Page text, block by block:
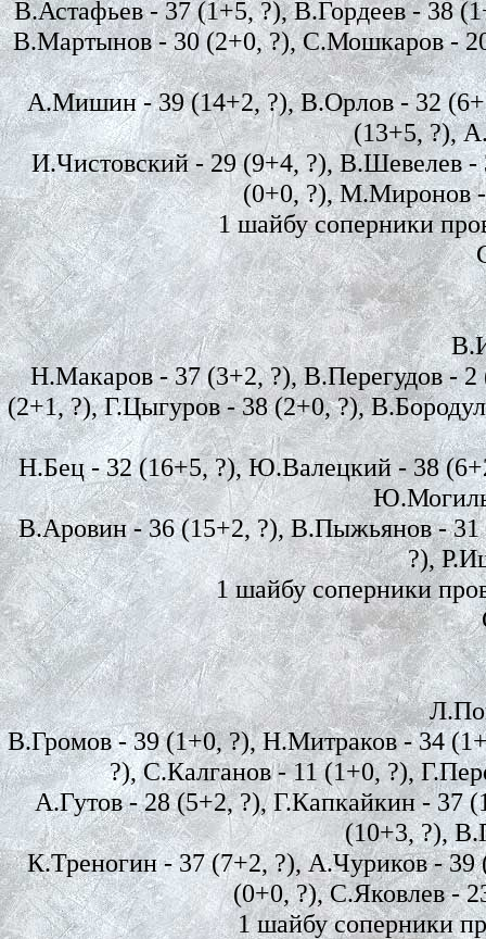
В.Астафьев - 37 (1+5, ?), В.Гордеев - 38
В.Мартынов - 30 (2+0, ?), С.Мошкаров -
А.Мишин - 39 (14+2, ?), В.Орлов - 32
(13+5, ?),
И.Чистовский - 29 (9+4, ?), В.Шевелев
(0+0, ?), М.Миронов -
1 шайбу соперники
Н.Макаров - 37 (3+2, ?), В.Перегудов -
(2+1, ?), Г.Цыгуров - 38 (2+0, ?),
Н.Бец - 32 (16+5, ?), Ю.Валецкий - 38
В.Аровин - 36 (15+2, ?), В.Пыжьянов -
?),
1 шайбу соперники
В.Громов - 39 (1+0, ?), Н.Митраков - 34
?), С.Калганов - 11 (1+0, ?),
А.Гутов - 28 (5+2, ?), Г.Капкайкин - 37
(10+3, ?),
К.Треногин - 37 (7+2, ?), А.Чуриков -
(0+0, ?), С.Яковлев -
1 шайбу соперники